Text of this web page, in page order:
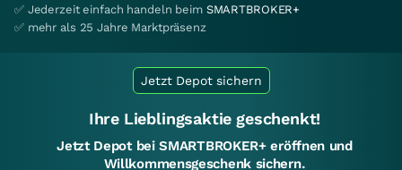
✅ Jederzeit einfach handeln beim SMARTBROKER+
✅ mehr als 25 Jahre Marktpräsenz
Jetzt Depot sichern
Ihre Lieblingsaktie geschenkt!
Jetzt Depot bei SMARTBROKER+ eröffnen und
Willkommensgeschenk sichern.